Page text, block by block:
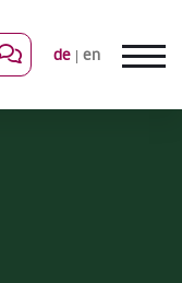
de en